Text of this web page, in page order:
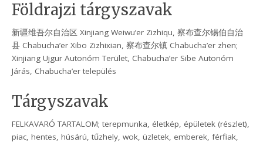
Földrajzi tárgyszavak
新疆维吾尔自治区 Xinjiang Weiwu’er Zizhiqu, 察布查尔锡伯自治
县 Chabucha’er Xibo Zizhixian, 察布查尔镇 Chabucha’er zhen;
Xinjiang Ujgur Autonóm Terület, Chabucha’er Sibe Autonóm
Járás, Chabucha’er település
Tárgyszavak
FELKAVARÓ TARTALOM; terepmunka, életkép, épületek (részlet),
piac, hentes, húsárú, tűzhely, wok, üzletek, emberek, férfiak,